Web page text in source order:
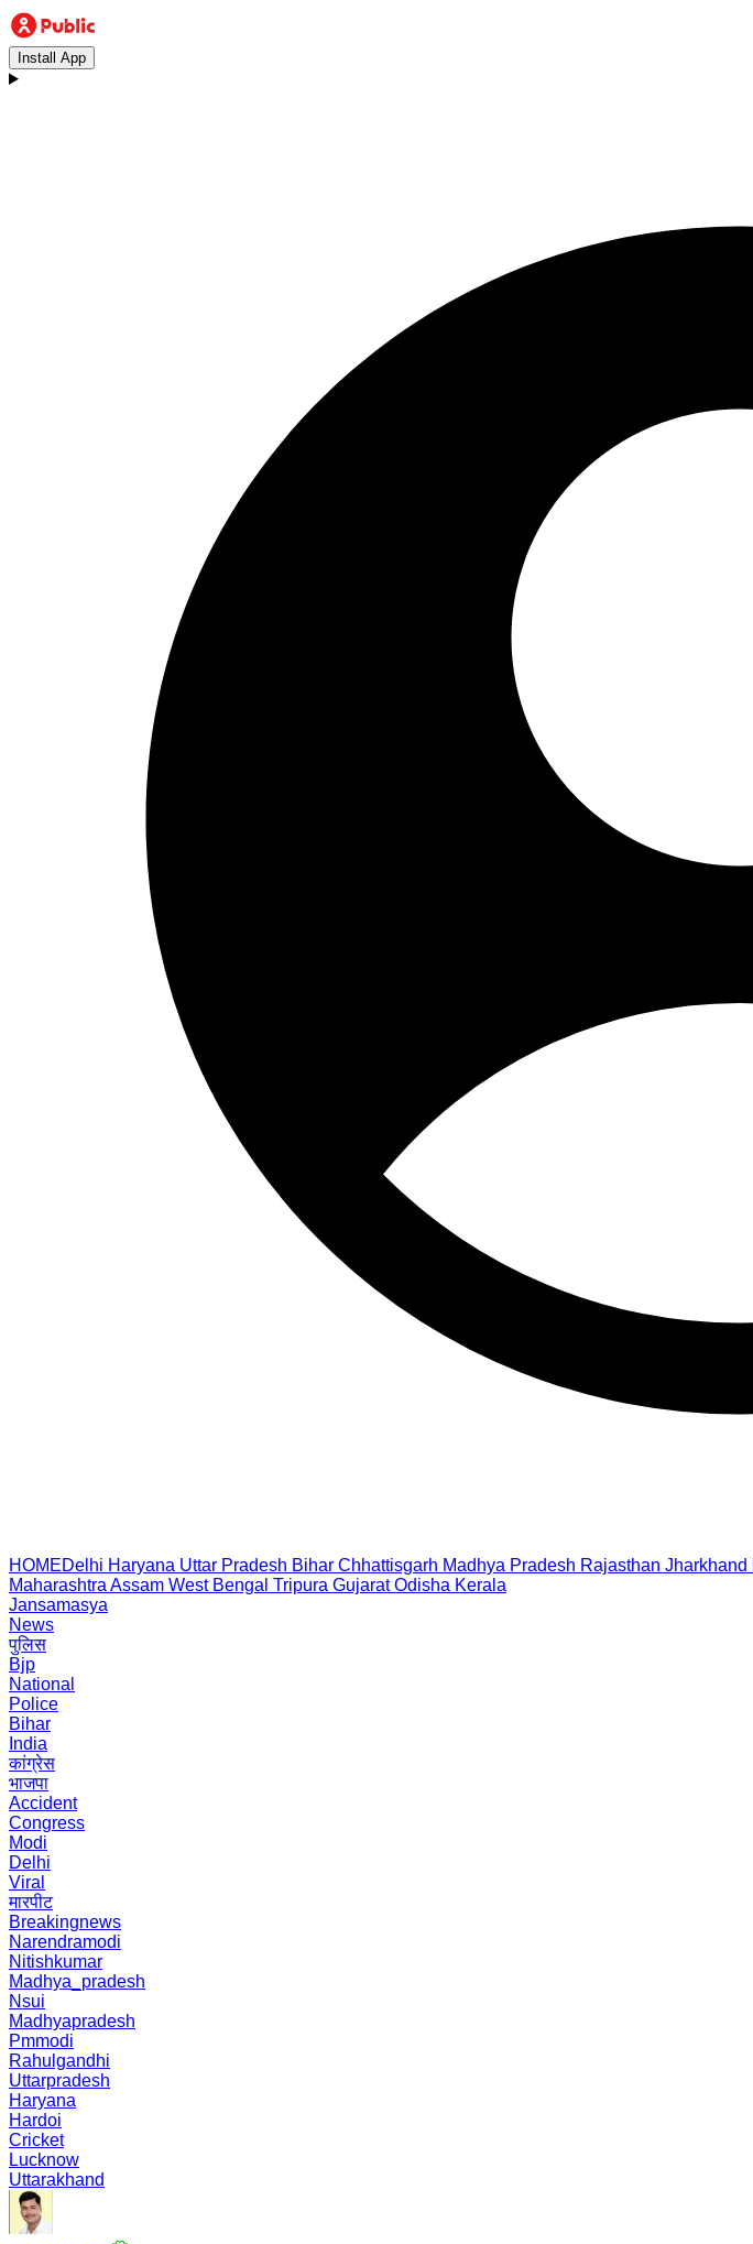
Install App
HOMEDelhi Haryana Uttar Pradesh Bihar Chhattisgarh Madhya Pradesh Rajasthan Jharkhand
Maharashtra Assam West Bengal Tripura Gujarat Odisha Kerala
Jansamasya
News
पुलिस
Bjp
National
Police
Bihar
India
कांग्रेस
भाजपा
Accident
Congress
Modi
Delhi
Viral
मारपीट
Breakingnews
Narendramodi
Nitishkumar
Madhya_pradesh
Nsui
Madhyapradesh
Pmmodi
Rahulgandhi
Uttarpradesh
Haryana
Hardoi
Cricket
Lucknow
Uttarakhand